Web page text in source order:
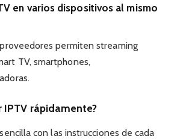
en varios dispositivos al mismo
permiten streaming
TV, smartphones,
IPTV rápidamente?
con las instrucciones de cada